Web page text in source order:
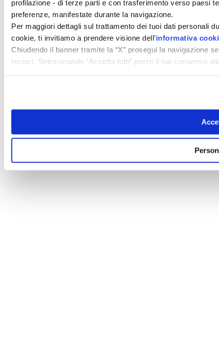
profilazione - di terze parti e con trasferimento verso paesi
preferenze, manifestate durante la navigazione.
Per maggiori dettagli sul trattamento dei tuoi dati personali
cookie, ti invitiamo a prendere visione dell’informativa
Chiudendo il banner tramite la “X” prosegui la navigazione
tecnici. Selezionando “Accetta tutti” presti il tuo consenso